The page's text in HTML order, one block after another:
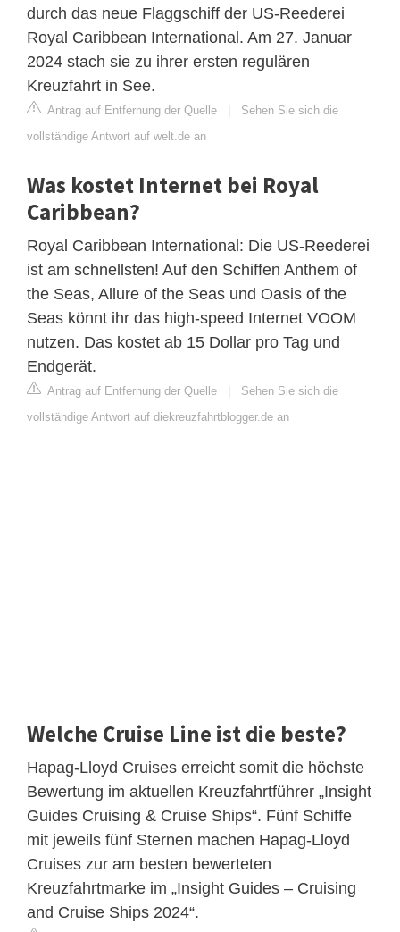
durch das neue Flaggschiff der US-Reederei
Royal Caribbean International. Am 27. Januar
2024 stach sie zu ihrer ersten regulären
Kreuzfahrt in See.
Antrag auf Entfernung der Quelle | Sehen Sie sich die
vollständige Antwort auf welt.de an
Was kostet Internet bei Royal
Caribbean?
Royal Caribbean International: Die US-Reederei
ist am schnellsten! Auf den Schiffen Anthem of
the Seas, Allure of the Seas und Oasis of the
Seas könnt ihr das high-speed Internet VOOM
nutzen. Das kostet ab 15 Dollar pro Tag und
Endgerät.
Antrag auf Entfernung der Quelle | Sehen Sie sich die
vollständige Antwort auf diekreuzfahrtblogger.de an
Welche Cruise Line ist die beste?
Hapag-Lloyd Cruises erreicht somit die höchste
Bewertung im aktuellen Kreuzfahrtführer „Insight
Guides Cruising & Cruise Ships“. Fünf Schiffe
mit jeweils fünf Sternen machen Hapag-Lloyd
Cruises zur am besten bewerteten
Kreuzfahrtmarke im „Insight Guides – Cruising
and Cruise Ships 2024“.